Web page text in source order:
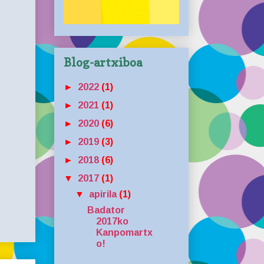
Blog-artxiboa
► 2022 (1)
► 2021 (1)
► 2020 (6)
► 2019 (3)
► 2018 (6)
▼ 2017 (1)
▼ apirila (1)
Badator
2017ko
Kanpomartx
o!